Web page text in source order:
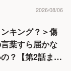
2026/08/06
キング？＞傷
葉すら届かな
？【第2話まん